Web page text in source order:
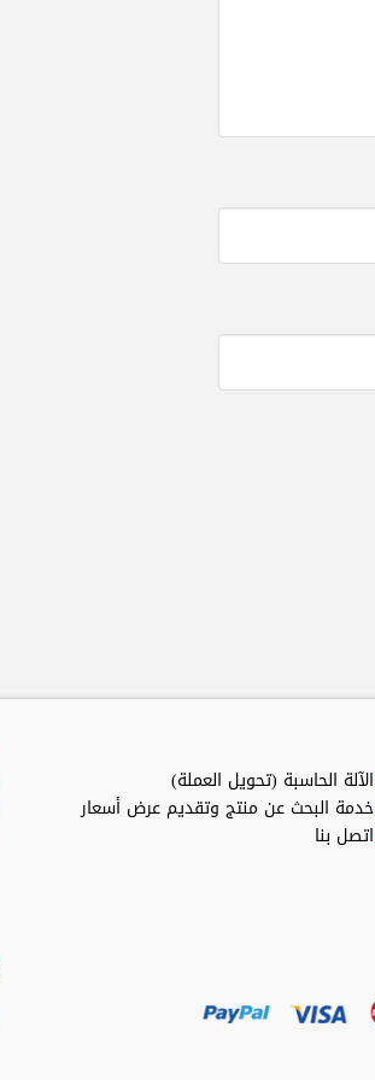
الآلة الحاسبة (تحويل العملة)
خدمة البحث عن منتج وتقديم عرض أسعار
اتصل بنا